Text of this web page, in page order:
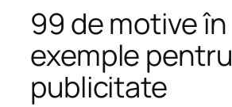
99 de motive în
exemple pentru
publicitate